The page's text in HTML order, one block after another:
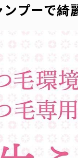
ンプーで綺